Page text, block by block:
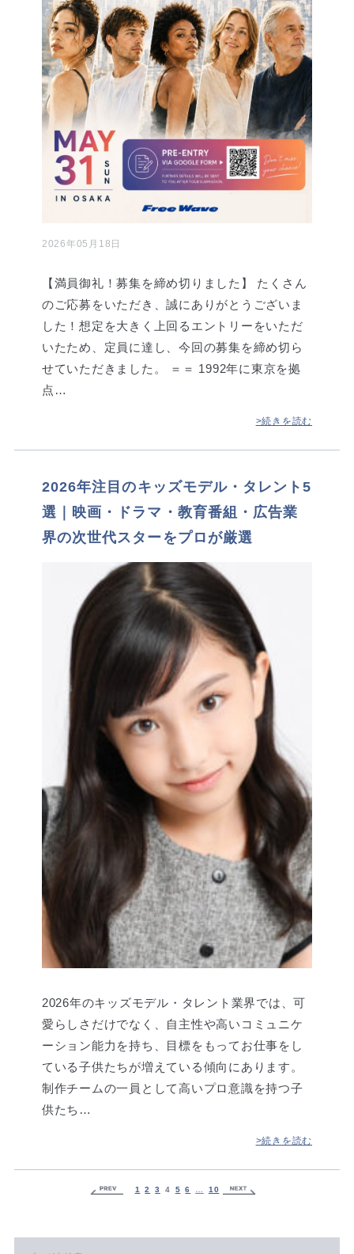
2026年05月18日
【満員御礼！募集を締め切りました】 たくさん
のご応募をいただき、誠にありがとうございま
した！想定を大きく上回るエントリーをいただ
いたため、定員に達し、今回の募集を締め切ら
せていただきました。 ＝＝ 1992年に東京を拠
点…
>続きを読む
2026年注目のキッズモデル・タレント5
選｜映画・ドラマ・教育番組・広告業
界の次世代スターをプロが厳選
2026年のキッズモデル・タレント業界では、可
愛らしさだけでなく、自主性や高いコミュニケ
ーション能力を持ち、目標をもってお仕事をし
ている子供たちが増えている傾向にあります。
制作チームの一員として高いプロ意識を持つ子
供たち…
>続きを読む
1 2 3 4 5 6 … 10